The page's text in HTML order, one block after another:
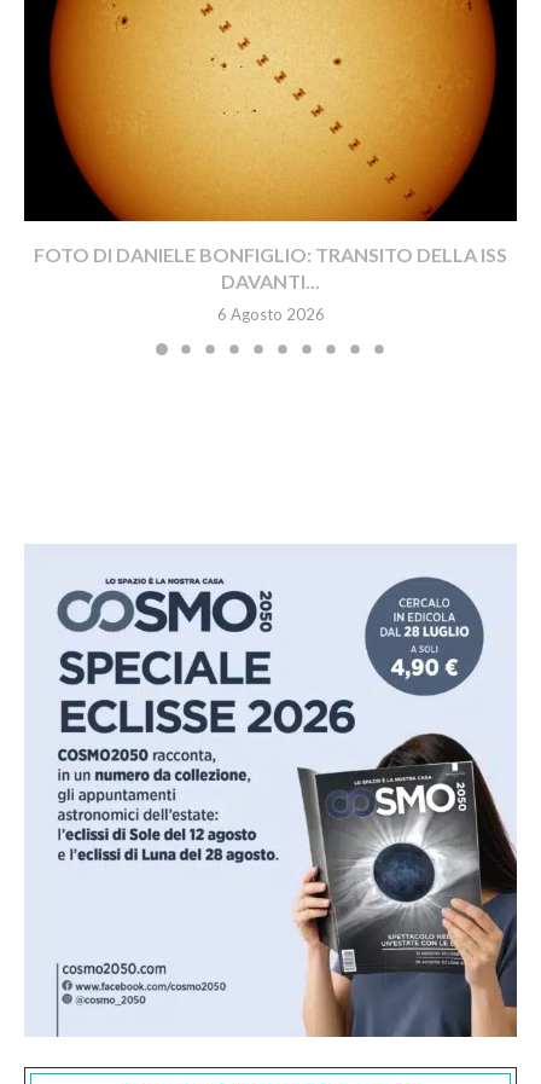
FOTO DI DANIELE BONFIGLIO: TRANSITO DELLA ISS
DAVANTI...
6 Agosto 2026